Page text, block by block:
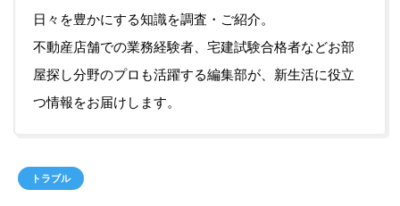
日々を豊かにする知識を調査・ご紹介。
不動産店舗での業務経験者、宅建試験合格者などお部
屋探し分野のプロも活躍する編集部が、新生活に役立
つ情報をお届けします。
トラブル